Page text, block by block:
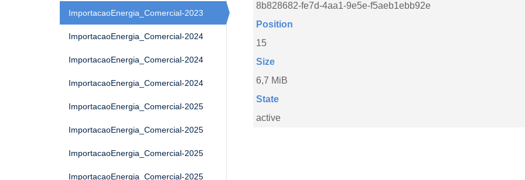
ImportacaoEnergia_Comercial-2023
ImportacaoEnergia_Comercial-2024
ImportacaoEnergia_Comercial-2024
ImportacaoEnergia_Comercial-2024
ImportacaoEnergia_Comercial-2025
ImportacaoEnergia_Comercial-2025
ImportacaoEnergia_Comercial-2025
ImportacaoEnergia_Comercial-2025
8b828682-fe7d-4aa1-9e5e-f5aeb1ebb92e
Position
15
Size
6,7 MiB
State
active